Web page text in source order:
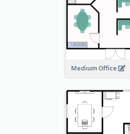
Medium Office